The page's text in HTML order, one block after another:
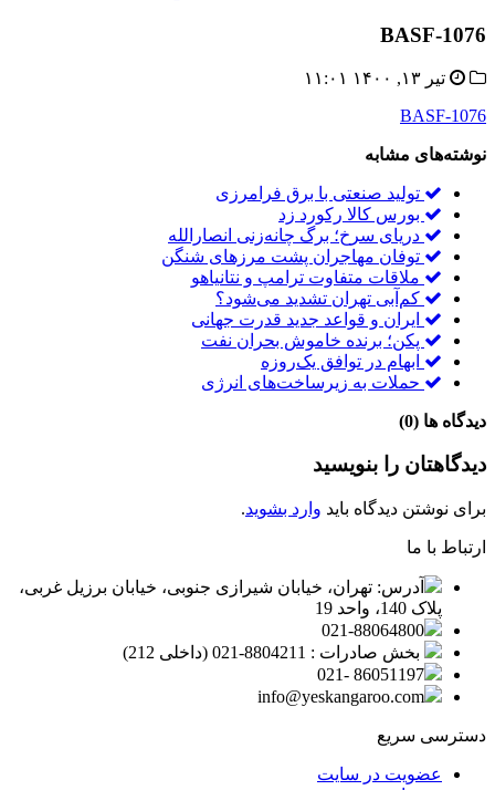
1076-BASF
تیر ۱۳, ۱۴۰۰ ۱۱:۰۱
1076-BASF
نوشته‌های مشابه
تولید صنعتی با برق فرامرزی
بورس کالا رکورد زد
دریای سرخ؛ برگ چانه‌زنی انصارالله
توفان مهاجران پشت مرزهای شنگن
ملاقات متفاوت ترامپ و نتانیاهو
کم‌آبی تهران تشدید می‌شود؟
ایران و قواعد جدید قدرت جهانی
پکن؛ برنده خاموش بحران نفت
ابهام در توافق یک‌روزه
حملات به زیرساخت‌های انرژی
دیدگاه ها (0)
دیدگاهتان را بنویسید
برای نوشتن دیدگاه باید وارد بشوید.
ارتباط با ما
آدرس: تهران، خیابان شیرازی جنوبی، خیابان برزیل غربی،
پلاک 140، واحد 19
021-88064800
بخش صادرات : 8804211-021 (داخلی 212)
86051197 -021
info@yeskangaroo.com
دسترسی سریع
عضویت در سایت